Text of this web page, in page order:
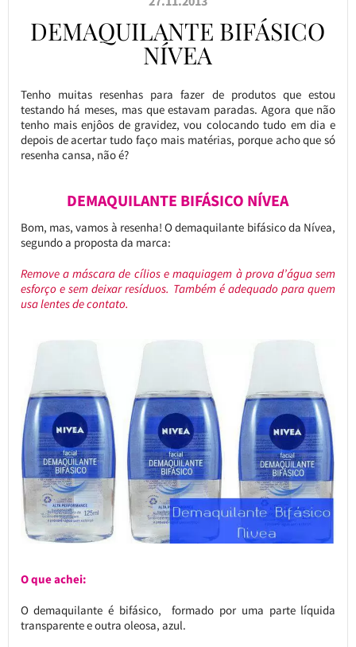
DEMAQUILANTE BIFÁSICO
NÍVEA
Tenho muitas resenhas para fazer de produtos que estou
testando há meses, mas que estavam paradas. Agora que não
tenho mais enjôos de gravidez, vou colocando tudo em dia e
depois de acertar tudo faço mais matérias, porque acho que só
resenha cansa, não é?
DEMAQUILANTE BIFÁSICO NÍVEA
Bom, mas, vamos à resenha! O demaquilante bifásico da Nívea,
segundo a proposta da marca:
Remove a máscara de cílios e maquiagem à prova d’água sem
esforço e sem deixar resíduos. Também é adequado para quem
usa lentes de contato.
O que achei:
O demaquilante é bifásico, formado por uma parte líquida
transparente e outra oleosa, azul.